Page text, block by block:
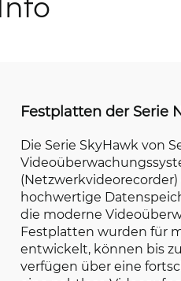
Festplatten der Serie
Die Serie SkyHawk von
hochwertige
die moderne
Festplatten wurden für
entwickelt, können bis
verfügen über eine